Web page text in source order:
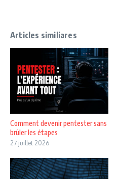
Articles similiares
Comment devenir pentester sans
brûler les étapes
27 juillet 2026